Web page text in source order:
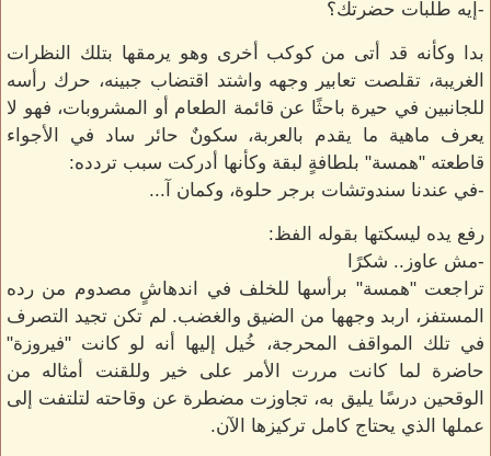
-إيه طلبات حضرتك؟
بدا وكأنه قد أتى من كوكب أخرى وهو يرمقها بتلك النظرات
الغريبة، تقلصت تعابير وجهه واشتد اقتضاب جبينه، حرك رأسه
للجانبين في حيرة باحثًا عن قائمة الطعام أو المشروبات، فهو لا
يعرف ماهية ما يقدم بالعربة، سكونٌ حائر ساد في الأجواء
قاطعته "همسة" بلطافةٍ لبقة وكأنها أدركت سبب تردده:
-في عندنا سندوتشات برجر حلوة، وكمان آ...
رفع يده ليسكتها بقوله الفظ:
-مش عاوز.. شكرًا
تراجعت "همسة" برأسها للخلف في اندهاشٍ مصدوم من رده
المستفز، اربد وجهها من الضيق والغضب. لم تكن تجيد التصرف
في تلك المواقف المحرجة، خُيل إليها أنه لو كانت "فيروزة"
حاضرة لما كانت مررت الأمر على خير وللقنت أمثاله من
الوقحين درسًا يليق به، تجاوزت مضطرة عن وقاحته لتلتفت إلى
عملها الذي يحتاج كامل تركيزها الآن.